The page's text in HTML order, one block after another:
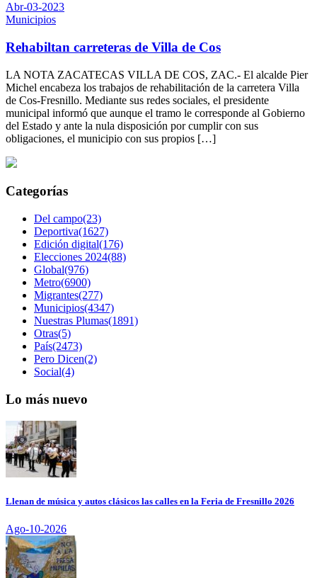
Abr-03-2023
Municipios
Rehabiltan carreteras de Villa de Cos
LA NOTA ZACATECAS VILLA DE COS, ZAC.- El alcalde Pier
Michel encabeza los trabajos de rehabilitación de la carretera Villa
de Cos-Fresnillo. Mediante sus redes sociales, el presidente
municipal informó que aunque el tramo le corresponde al Gobierno
del Estado y ante la nula disposición por cumplir con sus
obligaciones, el municipio con sus propios […]
Categorías
Del campo(23)
Deportiva(1627)
Edición digital(176)
Elecciones 2024(88)
Global(976)
Metro(6900)
Migrantes(277)
Municipios(4347)
Nuestras Plumas(1891)
Otras(5)
País(2473)
Pero Dicen(2)
Social(4)
Lo más nuevo
Llenan de música y autos clásicos las calles en la Feria de Fresnillo 2026
Ago-10-2026